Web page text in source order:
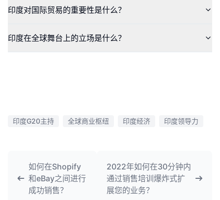
印度对国际贸易的重要性是什么？
印度在全球舞台上的立场是什么？
印度G20主持 全球商业枢纽 印度经济 印度领导力
如何在Shopify
和eBay之间进行
成功销售？
2022年如何在30分钟内
通过销售培训爆炸式扩
展您的业务？